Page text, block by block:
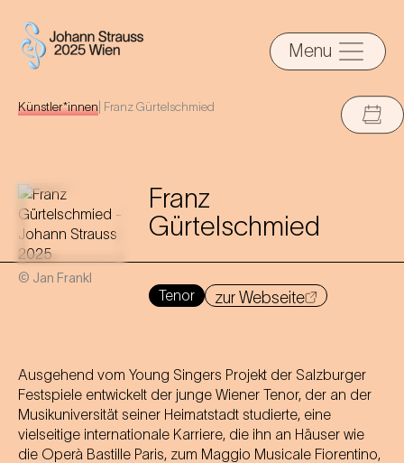
Menu
Künstler*innen Franz Gürtelschmied
© Jan Frankl
Franz
Gürtelschmied
Tenor zur Webseite
Ausgehend vom Young Singers Projekt der Salzburger
Festspiele entwickelt der junge Wiener Tenor, der an der
Musikuniversität seiner Heimatstadt studierte, eine
vielseitige internationale Karriere, die ihn an Häuser wie
die Operà Bastille Paris, zum Maggio Musicale Fiorentino,